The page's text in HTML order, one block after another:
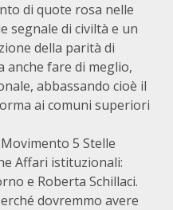
di quote rosa nelle
segnale di civiltà e un
della parità di
anche fare di meglio,
abbassando cioè il
ai comuni superiori
5 Stelle
Affari istituzionali:
e Roberta Schillaci.
dovremmo avere